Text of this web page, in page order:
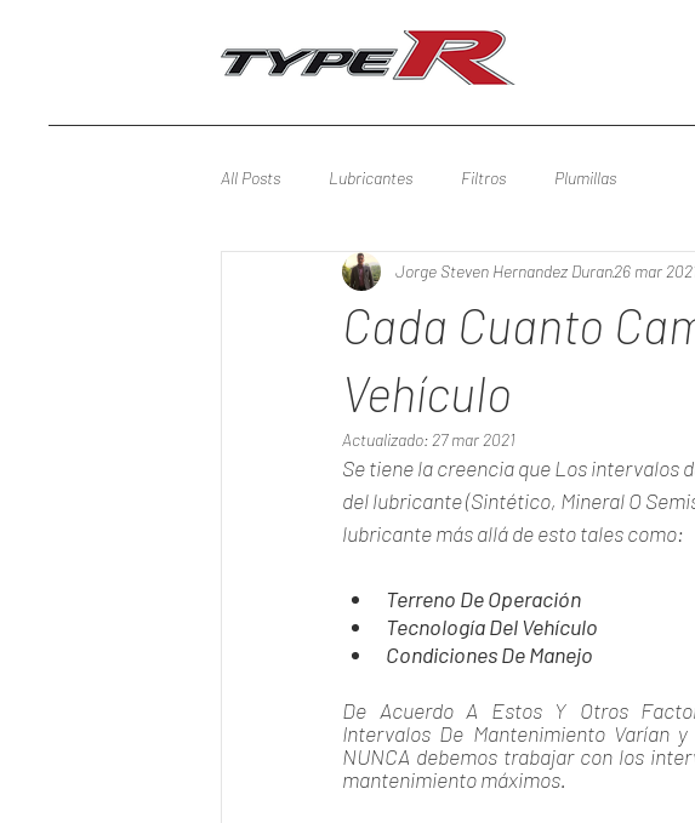
All Posts Lubricantes Filtros Plumillas
Cada Cuanto
Vehículo
Jorge Steven Hernandez Duran26 mar
Actualizado: 27 mar 2021
Se tiene la creencia que Los intervalos
del lubricante (Sintético, Mineral O
lubricante más allá de esto tales como:
Terreno De Operación
Tecnología Del Vehículo
Condiciones De Manejo
De Acuerdo A Estos Y Otros
Intervalos De Mantenimiento Varían
NUNCA debemos trabajar con los
mantenimiento máximos.